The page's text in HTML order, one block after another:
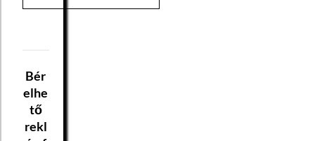
Bér
elhe
tő
rekl